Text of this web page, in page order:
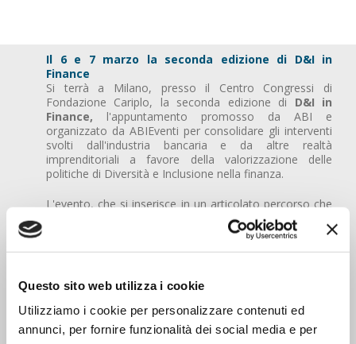
Questo sito web utilizza i cookie
Utilizziamo i cookie per personalizzare contenuti ed
annunci, per fornire funzionalità dei social media e per
Il 6 e 7 marzo la seconda edizione di D&I in
Finance
Si terrà a Milano, presso il Centro Congressi di
Fondazione Cariplo, la seconda edizione di D&I in
Finance, l'appuntamento promosso da ABI e
organizzato da ABIEventi per consolidare gli interventi
svolti dall'industria bancaria e da altre realtà
imprenditoriali a favore della valorizzazione delle
politiche di Diversità e Inclusione nella finanza.
L'evento, che si inserisce in un articolato percorso che
ABI sta sviluppando sui temi della diversità e
dell'inclusione, vuole offrire a banche, assicurazioni,
Tanti i temi che scandiranno le due giornate di lavori e
di tavole rotonde:
scopri qui il programma e i relatori
che animeranno l'evento